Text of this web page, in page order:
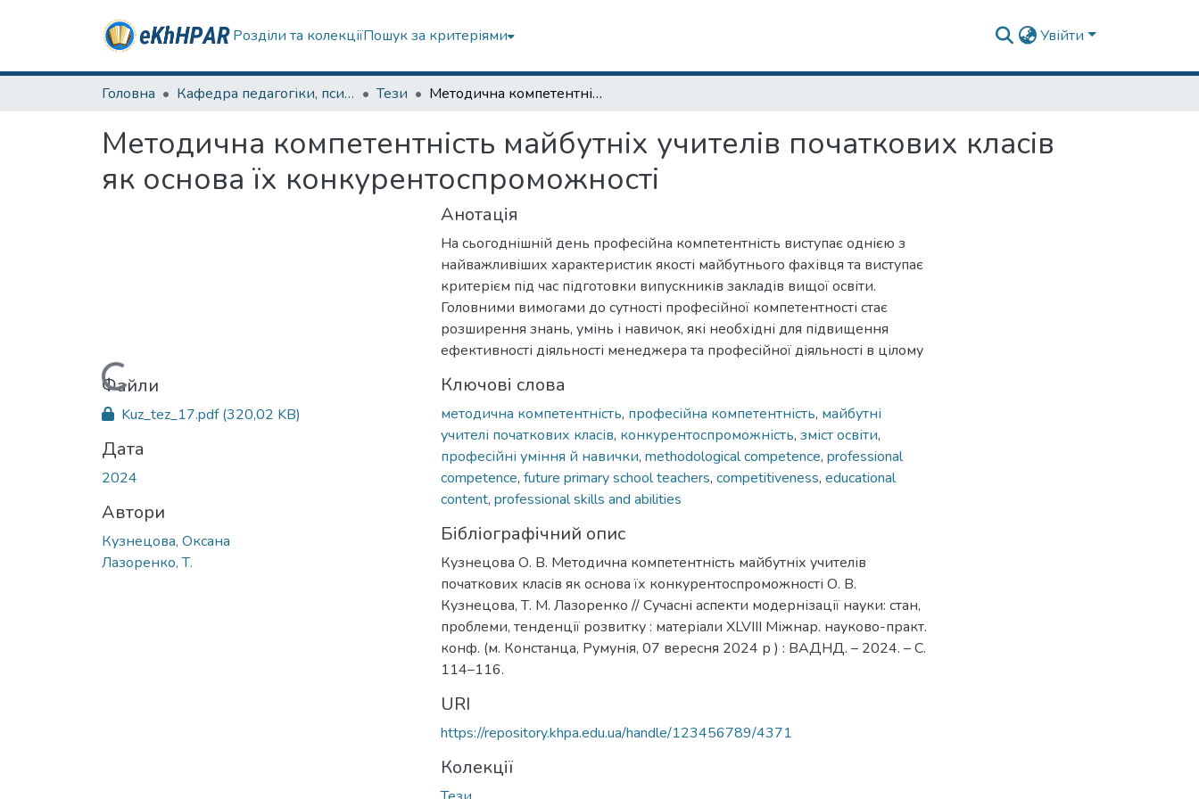
Розділи та колекціїПошук за критеріями Увійти
Головна Кафедра педагогіки, психології, початкової освіти та освітнього менеджменту Тези Методична компетентність майбутніх учителів початкових класів як основа їх конкурентоспроможності
Методична компетентність майбутніх учителів початкових класів
як основа їх конкурентоспроможності
Вантажиться...
Файли
Kuz_tez_17.pdf(320,02 KB)
Дата
2024
Автори
Кузнецова, Оксана
Лазоренко, Т.
Анотація
На сьогоднішній день професійна компетентність виступає однією з
найважливіших характеристик якості майбутнього фахівця та виступає
критерієм під час підготовки випускників закладів вищої освіти.
Головними вимогами до сутності професійної компетентності стає
розширення знань, умінь і навичок, які необхідні для підвищення
ефективності діяльності менеджера та професійної діяльності в цілому
Ключові слова
методична компетентність, професійна компетентність, майбутні
учителі початкових класів, конкурентоспроможність, зміст освіти,
професійні уміння й навички, methodological competence, professional
competence, future primary school teachers, competitiveness, educational
content, professional skills and abilities
Бібліографічний опис
Кузнецова О. В. Методична компетентність майбутніх учителів
початкових класів як основа їх конкурентоспроможності О. В.
Кузнецова, Т. М. Лазоренко // Сучасні аспекти модернізації науки: стан,
проблеми, тенденції розвитку : матеріали XLVІІІ Міжнар. науково-практ.
конф. (м. Констанца, Румунія, 07 вересня 2024 р ) : ВАДНД. – 2024. – С.
114–116.
URI
https://repository.khpa.edu.ua/handle/123456789/4371
Колекції